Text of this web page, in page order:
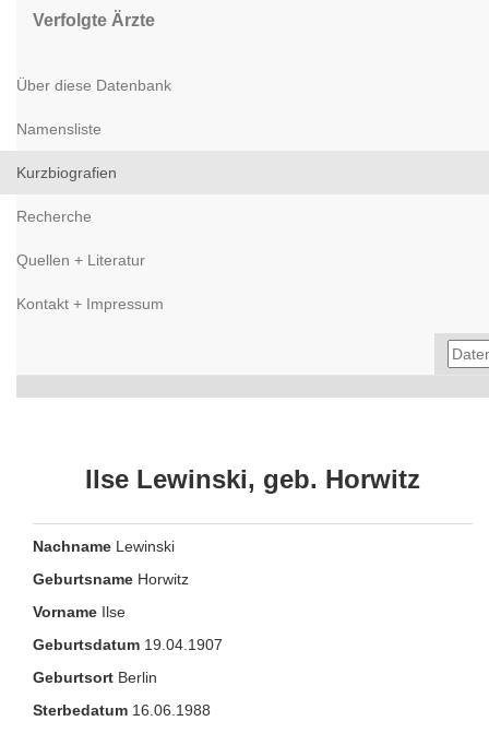
Verfolgte Ärzte
Über diese Datenbank
Namensliste
Kurzbiografien
Recherche
Quellen + Literatur
Kontakt + Impressum
Ilse Lewinski, geb. Horwitz
Nachname Lewinski
Geburtsname Horwitz
Vorname Ilse
Geburtsdatum 19.04.1907
Geburtsort Berlin
Sterbedatum 16.06.1988